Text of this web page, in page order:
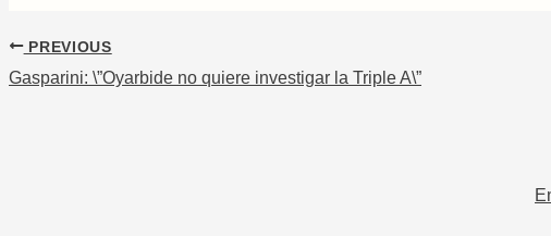
PREVIOUS
Gasparini: \”Oyarbide no quiere investigar la Triple A\”